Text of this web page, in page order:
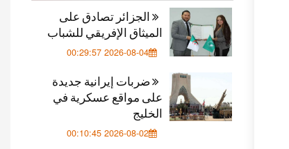
الجزائر تصادق على
الميثاق الإفريقي للشباب
2026-08-04 00:29:57
ضربات إيرانية جديدة
على مواقع عسكرية في
الخليج
2026-08-02 00:10:45